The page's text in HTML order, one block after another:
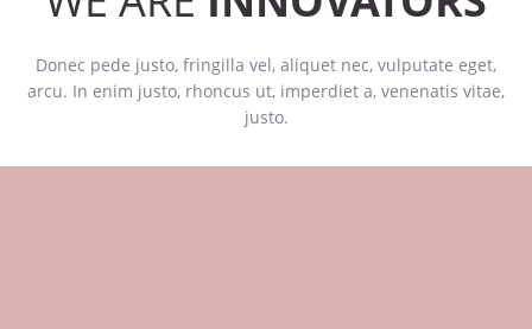
Donec pede justo, fringilla vel, aliquet nec, vulputate eget,
arcu. In enim justo, rhoncus ut, imperdiet a, venenatis vitae,
justo.